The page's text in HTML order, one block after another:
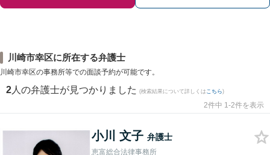
川崎市幸区に所在する弁護士
川崎市幸区の事務所等での面談予約が可能です。
2 人の弁護士が見つかりました (検索結果について詳しくは こちら)
2件中 1-2件を表示
小川 文子 弁護士
恵富総合法律事務所